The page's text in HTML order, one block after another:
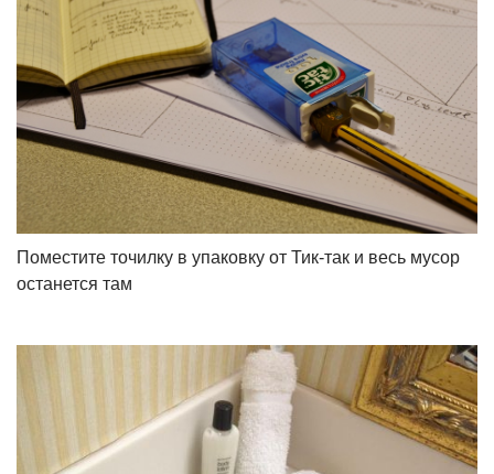
Поместите точилку в упаковку от Тик-так и весь мусор
останется там